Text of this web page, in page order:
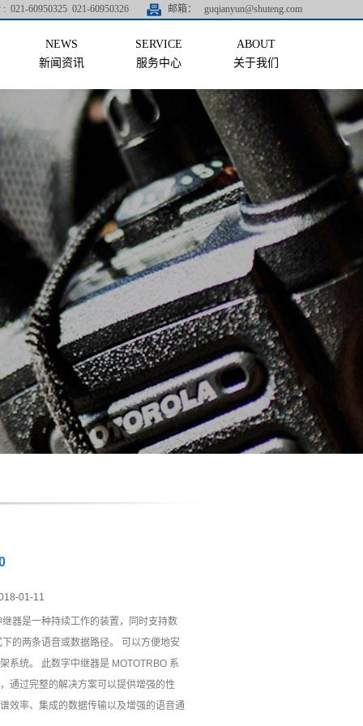
: 021-60950325 021-60950326 邮箱： guqianyun@shuteng.com
新闻资讯 服务中心 关于我们
01-11
器是一种持续工作的装置，同时支持数
下的两条语音或数据路径。 可以方便地安
系统。 此数字中继器是 MOTOTRBO 系
通过完整的解决方案可以提供增强的性
效率、集成的数据传输以及增强的语音通